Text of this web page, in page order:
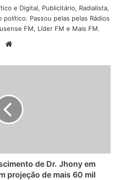
e Digital, Publicitário, Radialista,
Passou pelas pelas Rádios
FM, Líder FM e Mais FM.
b
de Dr. Jhony em
projeção de mais 60 mil